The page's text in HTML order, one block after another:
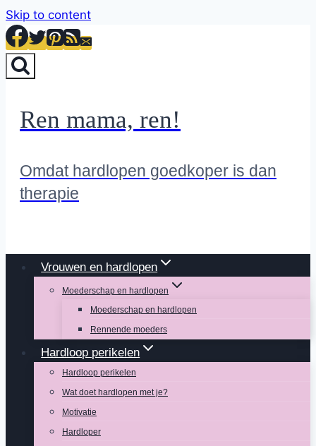
Skip to content
Ren mama, ren!
Omdat hardlopen goedkoper is dan
therapie
Vrouwen en hardlopen
Moederschap en hardlopen
Moederschap en hardlopen
Rennende moeders
Hardloop perikelen
Hardloop perikelen
Wat doet hardlopen met je?
Motivatie
Hardloper